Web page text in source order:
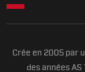
Crée en 2005 par
des années